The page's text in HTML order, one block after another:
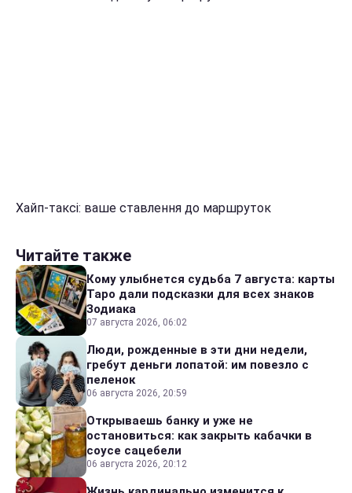
Хайп-таксі: ваше ставлення до маршруток
Читайте также
Кому улыбнется судьба 7 августа: карты
Таро дали подсказки для всех знаков
Зодиака
07 августа 2026, 06:02
Люди, рожденные в эти дни недели,
гребут деньги лопатой: им повезло с
пеленок
06 августа 2026, 20:59
Открываешь банку и уже не
остановиться: как закрыть кабачки в
соусе сацебели
06 августа 2026, 20:12